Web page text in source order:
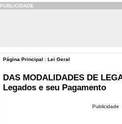
PUBLICIDADE
Página Principal : Lei Geral
DAS MODALIDADES DE
Legados e seu Pagamento
Publicidade